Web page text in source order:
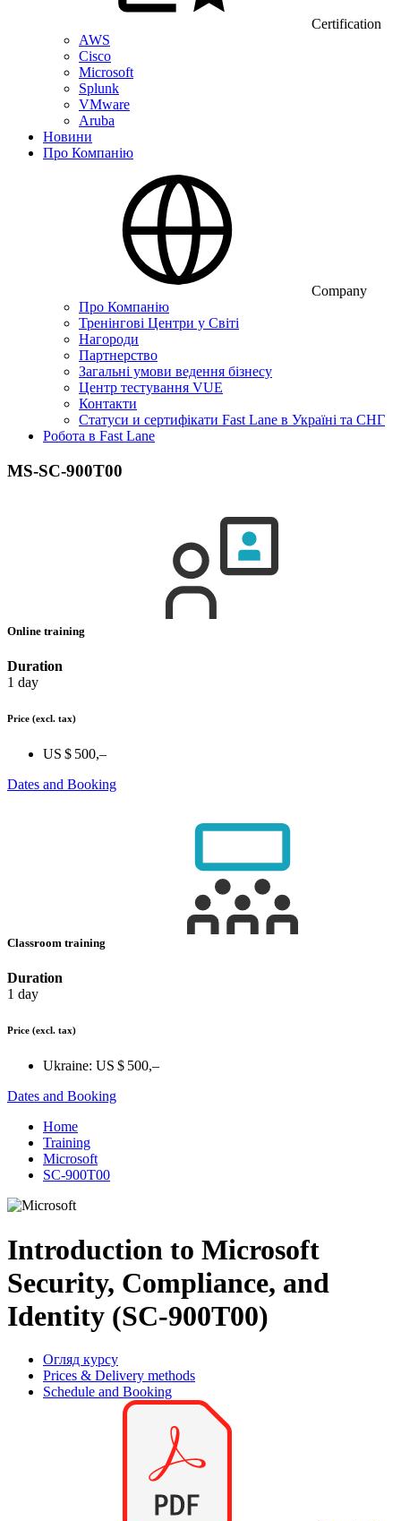
Certification
AWS
Cisco
Microsoft
Splunk
VMware
Aruba
Новини
Про Компанію
Company
Про Компанію
Тренінгові Центри у Світі
Нагороди
Партнерство
Загальні умови ведення бізнесу
Центр тестування VUE
Контакти
Статуси и сертифікати Fast Lane в Україні та СНГ
Робота в Fast Lane
MS-SC-900T00
Online training
Duration
1 day
Price (excl. tax)
US $ 500,–
Dates and Booking
Classroom training
Duration
1 day
Price (excl. tax)
Ukraine: US $ 500,–
Dates and Booking
Home
Training
Microsoft
SC-900T00
Introduction to Microsoft
Security, Compliance, and
Identity (SC-900T00)
Огляд курсу
Prices & Delivery methods
Schedule and Booking